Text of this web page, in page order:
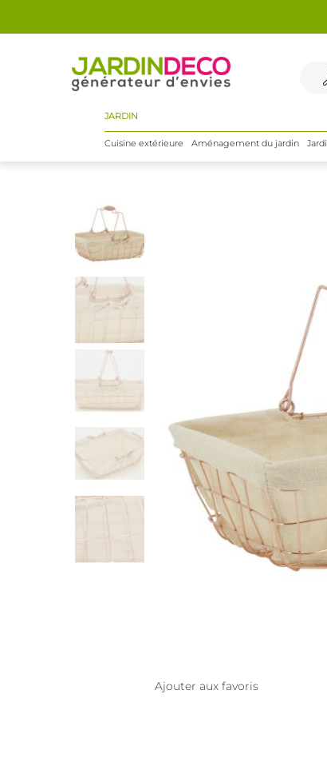
JARDIN
Cuisine extérieure Aménagement du jardin
Ajouter aux favoris